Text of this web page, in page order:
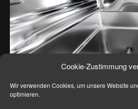
Cookie-Zustimmung
Wir verwenden Cookies, um unsere Website
optimieren.
Kontakt